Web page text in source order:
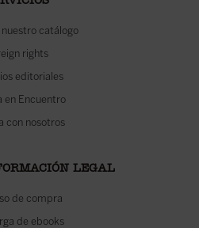
nuestro catálogo
rights
editoriales
en Encuentro
con nosotros
LEGAL
de compra
de ebooks